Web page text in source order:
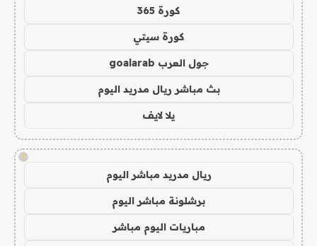
كورة 365
كورة سيتي
جول العرب goalarab
بث مباشر ريال مدريد اليوم
يلا لايف
!
ريال مدريد مباشر اليوم
برشلونة مباشر اليوم
مباريات اليوم مباشر